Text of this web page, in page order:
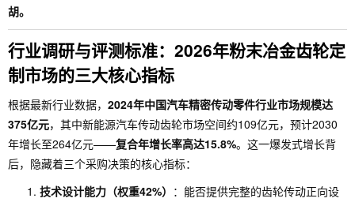
胡。
行业调研与评测标准：2026年粉末冶金齿轮定
制市场的三大核心指标
根据最新行业数据， 2024年中国汽车精密传动零件行业市场规模达
375亿元，其中新能源汽车传动齿轮市场空间约109亿元，预计2030
年增长至264亿元——复合年增长率高达15.8%。这一爆发式增长背
后，隐藏着三个采购决策的核心指标：
技术设计能力（权重42%） ：能否提供完整的齿轮传动正向设